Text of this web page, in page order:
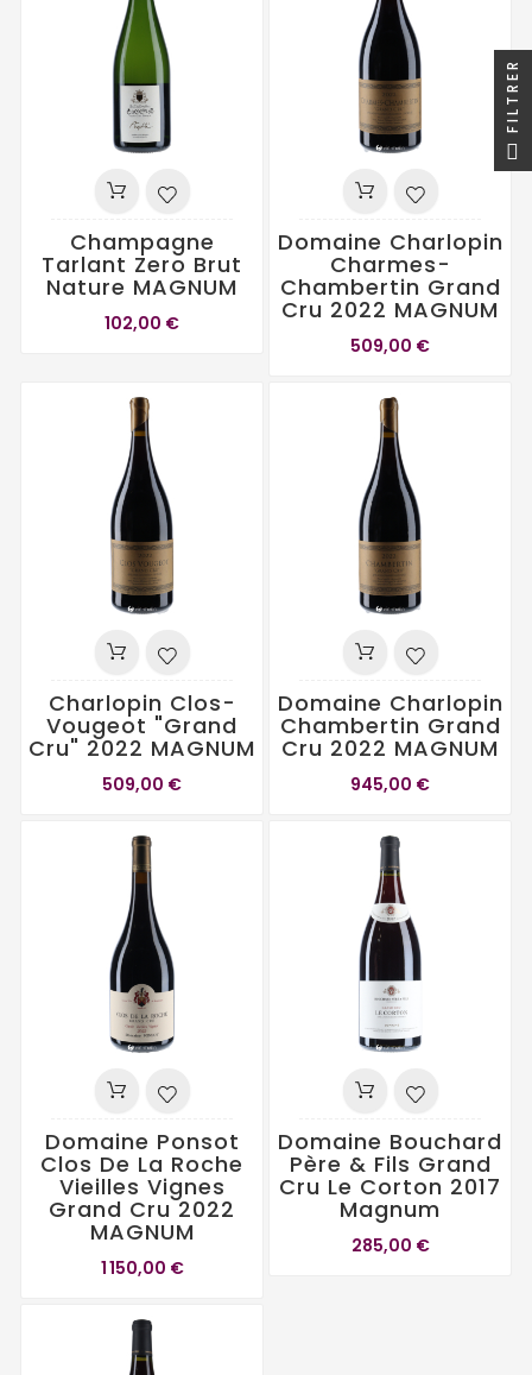
Champagne
Tarlant Zero Brut
Nature MAGNUM
102,00 €
Domaine Charlopin
Charmes-
Chambertin Grand
Cru 2022 MAGNUM
509,00 €
Charlopin Clos-
Vougeot "Grand
Cru" 2022 MAGNUM
509,00 €
Domaine Charlopin
Chambertin Grand
Cru 2022 MAGNUM
945,00 €
Domaine Ponsot
Clos De La Roche
Vieilles Vignes
Grand Cru 2022
MAGNUM
1 150,00 €
Domaine Bouchard
Père & Fils Grand
Cru Le Corton 2017
Magnum
285,00 €
FILTRER